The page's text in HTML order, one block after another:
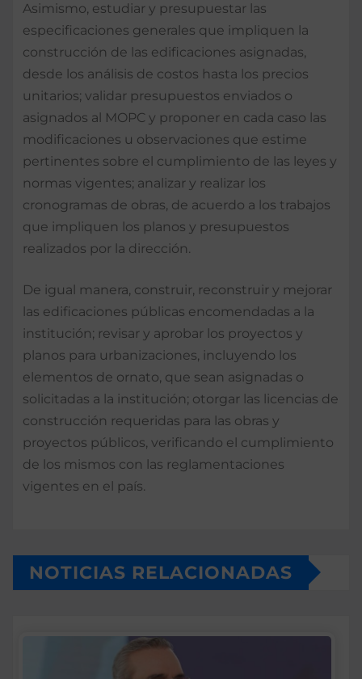
Asimismo, estudiar y presupuestar las
especificaciones generales que impliquen la
construcción de las edificaciones asignadas,
desde los análisis de costos hasta los precios
unitarios; validar presupuestos enviados o
asignados al MOPC y proponer en cada caso las
modificaciones u observaciones que estime
pertinentes sobre el cumplimiento de las leyes y
normas vigentes; analizar y realizar los
cronogramas de obras, de acuerdo a los trabajos
que impliquen los planos y presupuestos
realizados por la dirección.
De igual manera, construir, reconstruir y mejorar
las edificaciones públicas encomendadas a la
institución; revisar y aprobar los proyectos y
planos para urbanizaciones, incluyendo los
elementos de ornato, que sean asignadas o
solicitadas a la institución; otorgar las licencias de
construcción requeridas para las obras y
proyectos públicos, verificando el cumplimiento
de los mismos con las reglamentaciones
vigentes en el país.
NOTICIAS RELACIONADAS